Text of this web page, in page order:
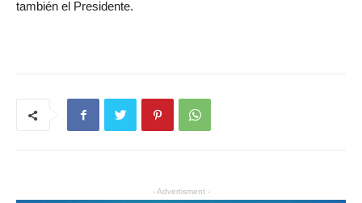
también el Presidente.
- Advertisment -